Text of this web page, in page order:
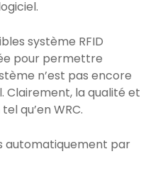
système RFID
pour permettre
n’est pas encore
Clairement, la qualité et
qu’en WRC.
automatiquement par